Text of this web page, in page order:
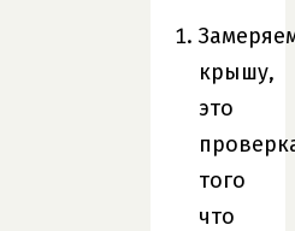
крышу,
это
того
что